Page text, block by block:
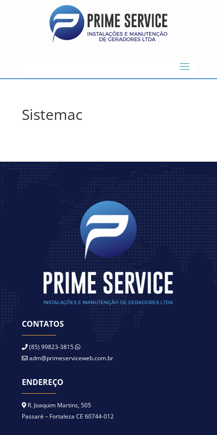
Sistemac
CONTATOS
(85) 99823-3815
adm@primeserviceweb.com.br
ENDEREÇO
R. Joaquim Martins, 505
Passaré – Fortaleza CE 60744-012